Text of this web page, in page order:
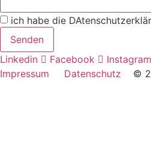
ich habe die
Senden
Linkedin
Facebook Instagram
Impressum
Datenschutz ©